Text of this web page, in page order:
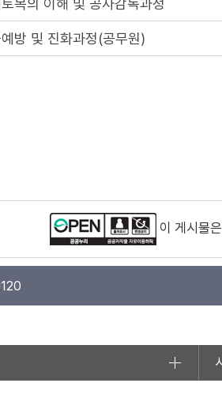
목의 이해 및 공사감독과정
방 및 진화과정(공무원)
이 게시물은